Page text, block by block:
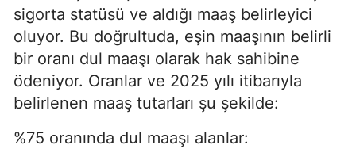
sigorta statüsü ve aldığı maaş belirleyici
oluyor. Bu doğrultuda, eşin maaşının belirli
bir oranı dul maaşı olarak hak sahibine
ödeniyor. Oranlar ve 2025 yılı itibarıyla
belirlenen maaş tutarları şu şekilde:
%75 oranında dul maaşı alanlar: